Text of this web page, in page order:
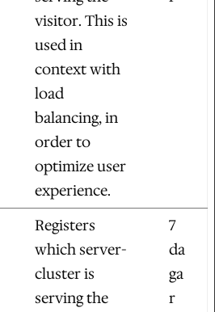
visitor. This is
used in
context with
load
balancing, in
order to
optimize user
experience.
Registers
which server-
cluster is
serving the
7
da
ga
r